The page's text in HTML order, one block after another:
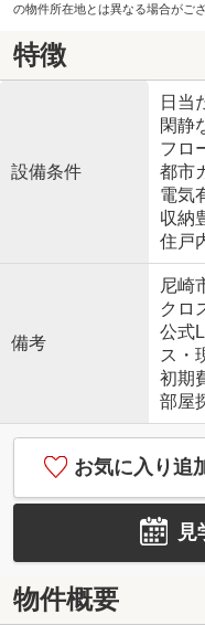
の物件所在地とは異なる場合がござ
特徴
設備条件
日当
閑静
フロ
都市
電気
収納
住戸
備考
尼崎
クロ
公式
ス・
初期
部屋
お気に入り追
見
物件概要